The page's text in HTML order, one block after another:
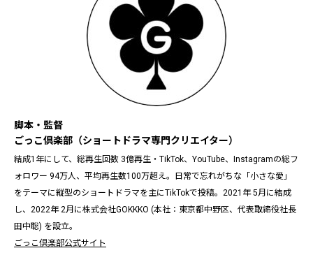
脚本・監督
ごっこ倶楽部（ショートドラマ専門クリエイター）
結成1年にして、総再生回数 3億再生・TikTok、YouTube、Instagramの総フ
ォロワー 94万人、平均再生数100万超え。日常で忘れがちな「小さな愛」
をテーマに縦型のショートドラマを主にTikTokで投稿。2021年 5月に結成
し、2022年 2月に株式会社GOKKKO (本社：東京都中野区、代表取締役社長
田中聡) を設立。
ごっこ倶楽部公式サイト